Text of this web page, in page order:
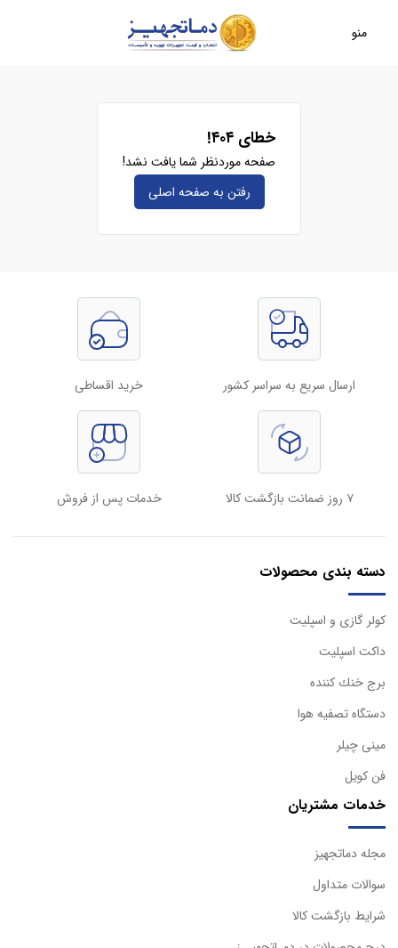
منو
خطای ۴۰۴!
صفحه موردنظر شما یافت نشد!
رفتن به صفحه‌ اصلی
ارسال سریع به سراسر کشور خرید اقساطی
۷ روز ضمانت بازگشت کالا خدمات پس از فروش
دسته بندی محصولات
كولر گازی و اسپليت
داكت اسپليت
برج خنك كننده
دستگاه تصفيه هوا
مینی چیلر
فن کویل
خدمات مشتریان
مجله دماتجهیز
سوالات متداول
شرایط بازگشت کالا